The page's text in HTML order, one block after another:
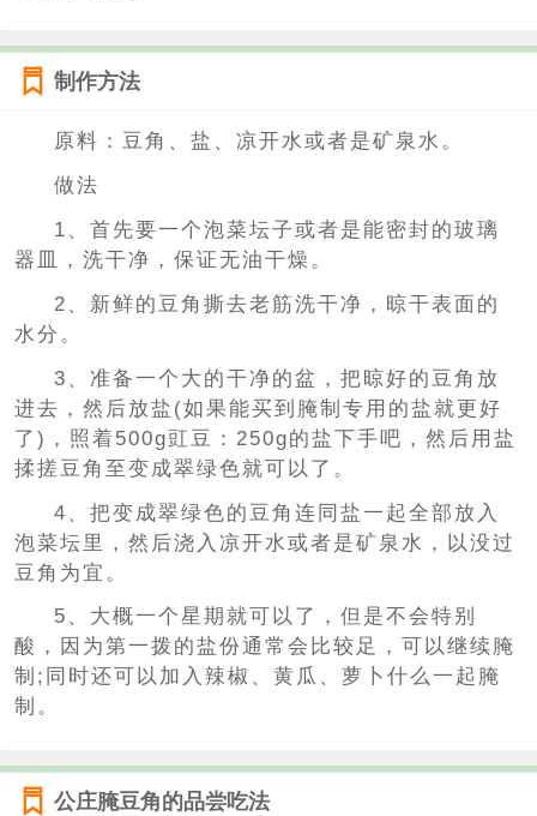
制作方法
原料：豆角、盐、凉开水或者是矿泉水。
做法
1、首先要一个泡菜坛子或者是能密封的玻璃
器皿，洗干净，保证无油干燥。
2、新鲜的豆角撕去老筋洗干净，晾干表面的
水分。
3、准备一个大的干净的盆，把晾好的豆角放
进去，然后放盐(如果能买到腌制专用的盐就更好
了)，照着500g豇豆：250g的盐下手吧，然后用盐
揉搓豆角至变成翠绿色就可以了。
4、把变成翠绿色的豆角连同盐一起全部放入
泡菜坛里，然后浇入凉开水或者是矿泉水，以没过
豆角为宜。
5、大概一个星期就可以了，但是不会特别
酸，因为第一拨的盐份通常会比较足，可以继续腌
制;同时还可以加入辣椒、黄瓜、萝卜什么一起腌
制。
公庄腌豆角的品尝吃法